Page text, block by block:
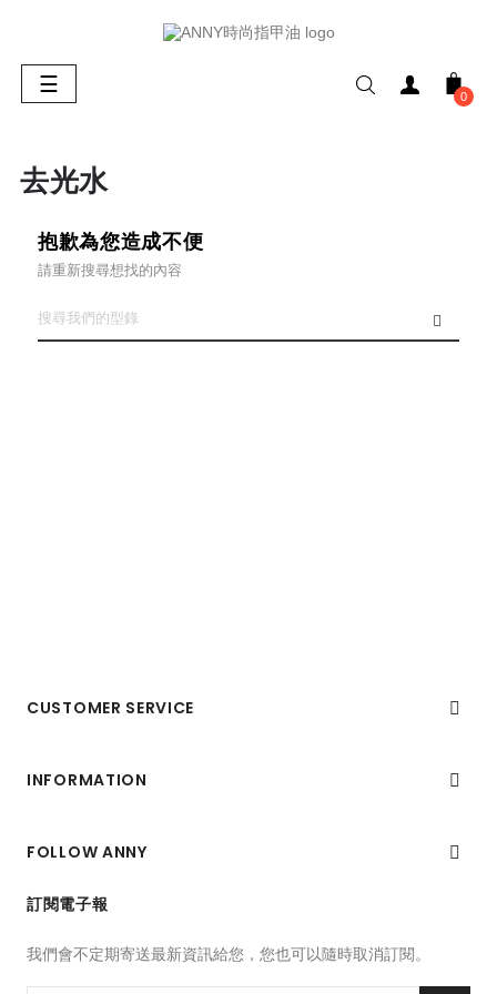
Toggle
navigation
☰ 0
去光水
抱歉為您造成不便
請重新搜尋想找的內容
CUSTOMER SERVICE 
INFORMATION 
FOLLOW ANNY 
訂閱電子報
我們會不定期寄送最新資訊給您，您也可以隨時取消訂閱。